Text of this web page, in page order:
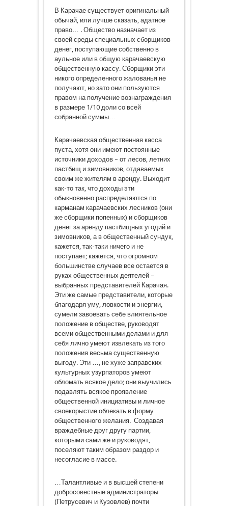
В Карачае существует оригинальный
обычай, или лучше сказать, адатное
право… . Общество назначает из
своей среды специальных сборщиков
денег, поступающие собственно в
аульное или в общую карачаевскую
общественную кассу. Сборщики эти
никого определенного жалованья не
получают, но зато они пользуются
правом на получение вознаграждения
в размере 1/10 доли со всей
собранной суммы…
Карачаевская общественная касса
пуста, хотя они имеют постоянные
источники доходов – от лесов, летних
пастбищ и зимовников, отдаваемых
своим же жителям в аренду. Выходит
как-то так, что доходы эти
обыкновенно распределяются по
карманам карачаевских лесников (они
же сборщики попенных) и сборщиков
денег за аренду пастбищных угодий и
зимовников, а в общественный сундук,
кажется, так-таки ничего и не
поступает; кажется, что огромном
большинстве случаев все остается в
руках общественных деятелей –
выбранных представителей Карачая.
Эти же самые представители, которые
благодаря уму, ловкости и энергии,
сумели завоевать себе влиятельное
положение в обществе, руководят
всеми общественными делами и для
себя лично умеют извлекать из того
положения весьма существенную
выгоду. Эти …, не хуже заправских
культурных узурпаторов умеют
обломать всякое дело; они выучились
подавлять всякое проявление
общественной инициативы и личное
своекорыстие облекать в форму
общественного желания. Создавая
враждебные друг другу партии,
которыми сами же и руководят,
поселяют таким образом раздор и
несогласие в массе.
…Талантливые и в высшей степени
добросовестные администраторы
(Петрусевич и Кузовлев) почти